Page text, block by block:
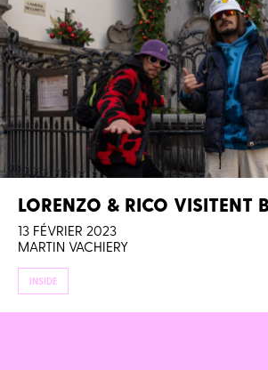
LORENZO & RICO VISITENT
13 FÉVRIER 2023
MARTIN VACHIERY
INSIDE